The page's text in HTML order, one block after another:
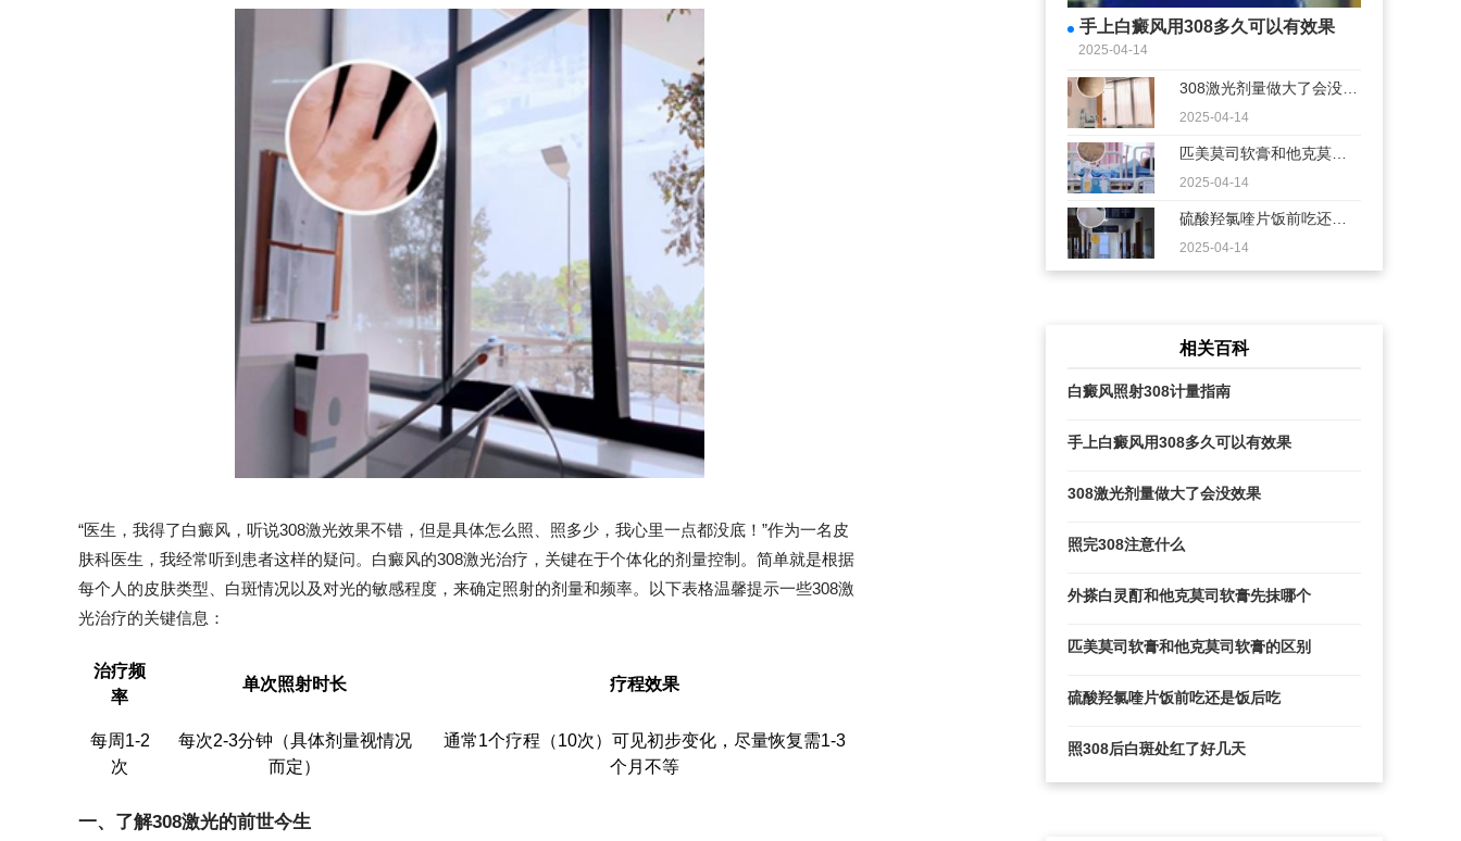
“医生，我得了白癜风，听说308激光效果不错，但是具体怎么照、照多少，我心里一点都没底！”作为一名皮
肤科医生，我经常听到患者这样的疑问。白癜风的308激光治疗，关键在于个体化的剂量控制。简单就是根据
每个人的皮肤类型、白斑情况以及对光的敏感程度，来确定照射的剂量和频率。以下表格温馨提示一些308激
光治疗的关键信息：
治疗频
率
单次照射时长 疗程效果
每周1-2
次
每次2-3分钟（具体剂量视情况
而定）
通常1个疗程（10次）可见初步变化，尽量恢复需1-3
个月不等
一、了解308激光的前世今生
手上白癜风用308多久可以有效果
2025-04-14
308激光剂量做大了会没效
果
2025-04-14
匹美莫司软膏和他克莫司
软膏的区别
2025-04-14
硫酸羟氯喹片饭前吃还是
饭后吃
2025-04-14
相关百科
白癜风照射308计量指南
手上白癜风用308多久可以有效果
308激光剂量做大了会没效果
照完308注意什么
外搽白灵酊和他克莫司软膏先抹哪个
匹美莫司软膏和他克莫司软膏的区别
硫酸羟氯喹片饭前吃还是饭后吃
照308后白斑处红了好几天